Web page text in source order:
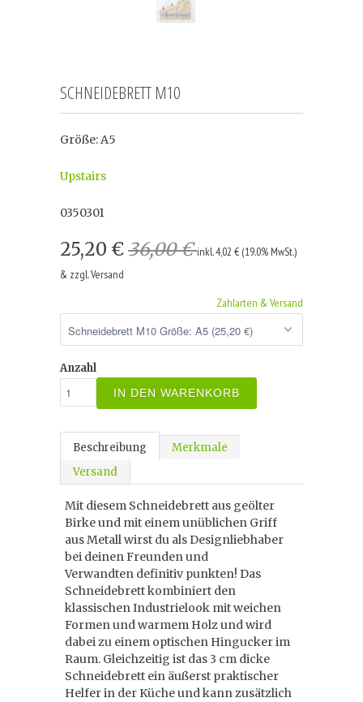
SCHNEIDEBRETT M10
Größe: A5
Upstairs
0350301
25,20 € 36,00 €inkl. 4,02 € (19.0% MwSt.)
& zzgl. Versand
Zahlarten & Versand
Anzahl
IN DEN WARENKORB
Beschreibung
Merkmale
Versand
Mit diesem Schneidebrett aus geölter
Birke und mit einem unüblichen Griff
aus Metall wirst du als Designliebhaber
bei deinen Freunden und
Verwandten definitiv punkten! Das
Schneidebrett kombiniert den
klassischen Industrielook mit weichen
Formen und warmem Holz und wird
dabei zu einem optischen Hingucker im
Raum. Gleichzeitig ist das 3 cm dicke
Schneidebrett ein äußerst praktischer
Helfer in der Küche und kann zusätzlich